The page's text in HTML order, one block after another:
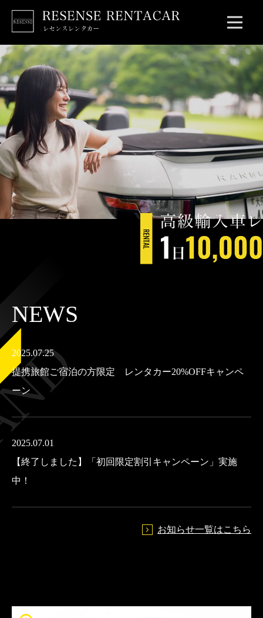
NEWS
2025.07.25
提携旅館ご宿泊の方限定 レンタカー20%OFFキャンペ
ーン
2025.07.01
【終了しました】「初回限定割引キャンペーン」実施
中！
お知らせ一覧はこちら